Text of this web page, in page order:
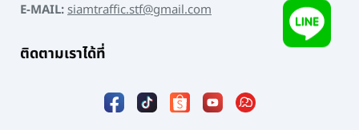
E-MAIL:siamtraffic.stf@gmail.com
ติดตามเราได้ที่